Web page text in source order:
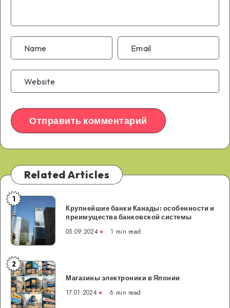
Related Articles
Крупнейшие
банки
Канады:
особенности
преимущества
банковской
системы
1
Крупнейшие банки Канады: особенности и
преимущества банковской системы
05.09.2024 1 min read
Магазины
электроники
в
Японии
2
Магазины электроники в Японии
17.01.2024 6 min read